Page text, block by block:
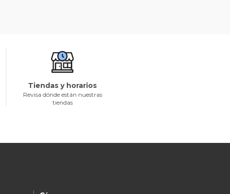
Tiendas y horarios
Revisa dónde están nuestras
tiendas